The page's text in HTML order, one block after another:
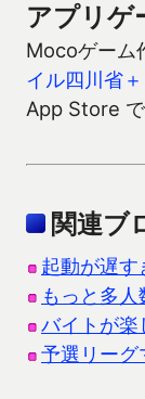
アプリゲ
Mocoゲーム
イル四川省＋
App Store で
関連ブ
起動が遅す
もっと多
バイトが楽
予選リーグ